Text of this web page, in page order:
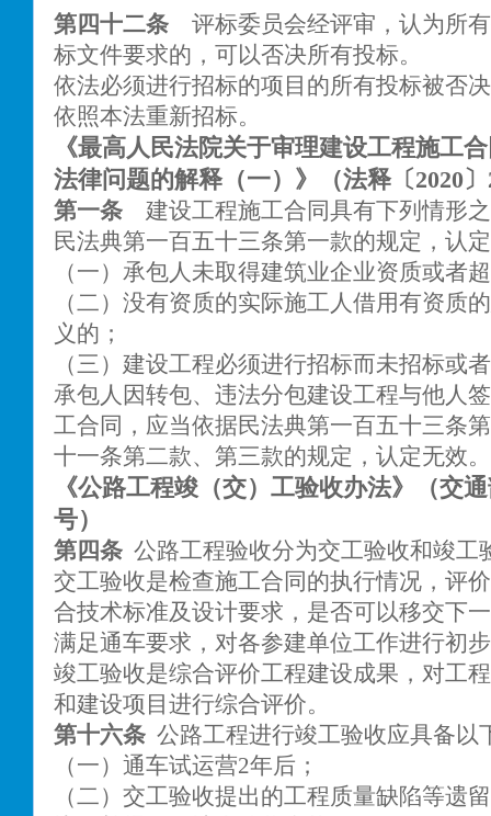
第四十二条 评标委员会经评审，认为所
标文件要求的，可以否决所有投标。
依法必须进行招标的项目的所有投标被否
依照本法重新招标。
《最高人民法院关于审理建设工程施工
法律问题的解释（一）》（法释〔2020
第一条 建设工程施工合同具有下列情形
民法典第一百五十三条第一款的规定，认
（一）承包人未取得建筑业企业资质或者
（二）没有资质的实际施工人借用有资质
义的；
（三）建设工程必须进行招标而未招标或
承包人因转包、违法分包建设工程与他人
工合同，应当依据民法典第一百五十三条
十一条第二款、第三款的规定，认定无效。
《公路工程竣（交）工验收办法》（交
号）
第四条 公路工程验收分为交工验收和竣工
交工验收是检查施工合同的执行情况，评
合技术标准及设计要求，是否可以移交下
满足通车要求，对各参建单位工作进行初
竣工验收是综合评价工程建设成果，对工
和建设项目进行综合评价。
第十六条 公路工程进行竣工验收应具备以
（一）通车试运营2年后；
（二）交工验收提出的工程质量缺陷等遗